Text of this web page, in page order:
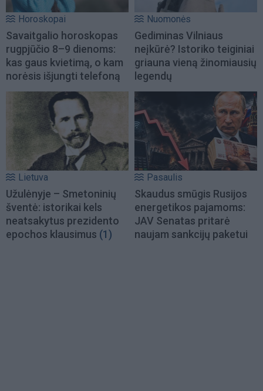
Horoskopai
Savaitgalio horoskopas
rugpjūčio 8–9 dienoms:
kas gaus kvietimą, o kam
norėsis išjungti telefoną
Nuomonės
Gediminas Vilniaus
neįkūrė? Istoriko teiginiai
griauna vieną žinomiausių
legendų
Lietuva
Užulėnyje – Smetoninių
šventė: istorikai kels
neatsakytus prezidento
epochos klausimus (1)
Pasaulis
Skaudus smūgis Rusijos
energetikos pajamoms:
JAV Senatas pritarė
naujam sankcijų paketui